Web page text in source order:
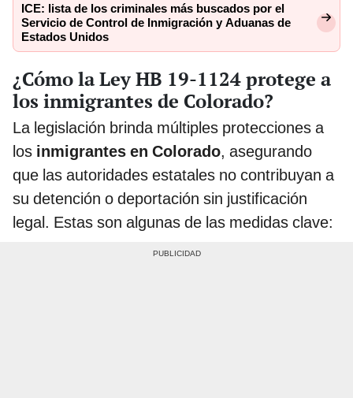
ICE: lista de los criminales más buscados por el
Servicio de Control de Inmigración y Aduanas de
Estados Unidos
¿Cómo la Ley HB 19-1124 protege a
los inmigrantes de Colorado?
La legislación brinda múltiples protecciones a
los inmigrantes en Colorado, asegurando
que las autoridades estatales no contribuyan a
su detención o deportación sin justificación
legal. Estas son algunas de las medidas clave: